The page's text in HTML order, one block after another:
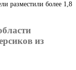
разместили более 1,8
из